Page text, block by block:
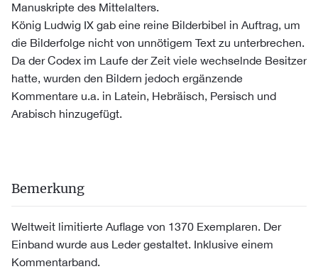
Manuskripte des Mittelalters.
König Ludwig IX gab eine reine Bilderbibel in Auftrag, um
die Bilderfolge nicht von unnötigem Text zu unterbrechen.
Da der Codex im Laufe der Zeit viele wechselnde Besitzer
hatte, wurden den Bildern jedoch ergänzende
Kommentare u.a. in Latein, Hebräisch, Persisch und
Arabisch hinzugefügt.
Bemerkung
Weltweit limitierte Auflage von 1370 Exemplaren. Der
Einband wurde aus Leder gestaltet. Inklusive einem
Kommentarband.